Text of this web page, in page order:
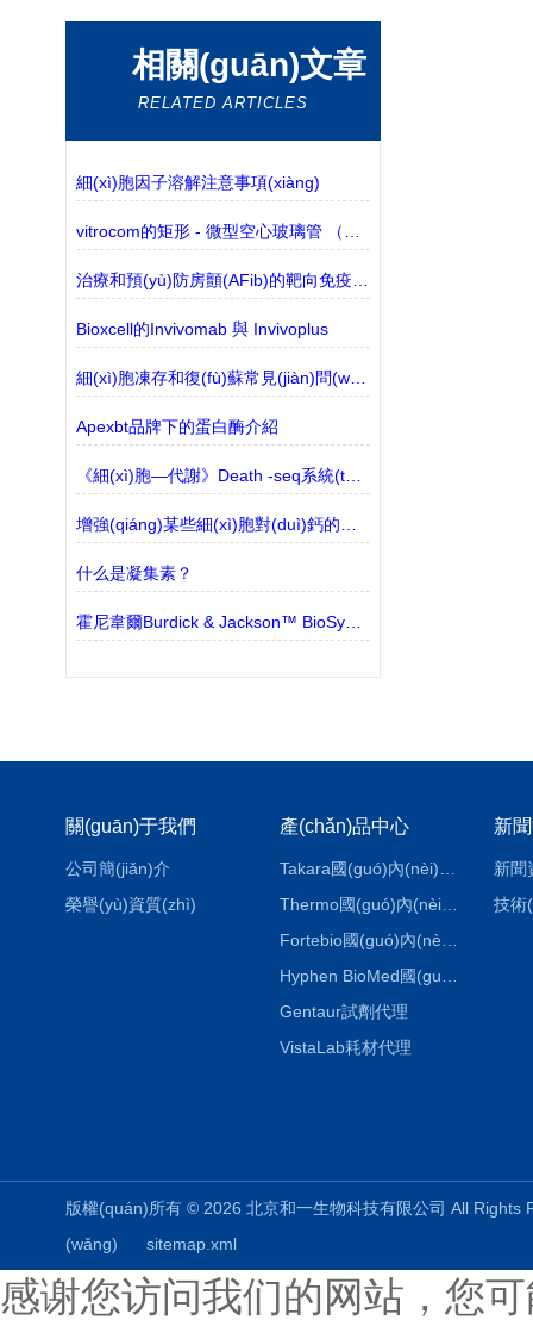
相關(guān)文章
RELATED ARTICLES
細(xì)胞因子溶解注意事項(xiàng)
Bioxcell的Invivomab 與 Invivoplus
細(xì)胞凍存和復(fù)蘇常見(jiàn)問(wèn)題！
Apexbt品牌下的蛋白酶介紹
《細(xì)胞—代謝》Death -seq系統(tǒng)能夠篩選細(xì)胞死亡途徑
什么是凝集素？
霍尼韋爾Burdick & Jackson™ BioSyn™ 溶劑和試劑 的特點(diǎn)
關(guān)于我們
公司簡(jiǎn)介
榮譽(yù)資質(zhì)
產(chǎn)品中心
Thermo國(guó)內(nèi)代理
Gentaur試劑代理
VistaLab耗材代理
新
新聞
技術
版權(quán)所有 © 2026 北京和一生物科技有限公司 All
(wǎng)
sitemap.xml
感谢您访问我们的网站，您